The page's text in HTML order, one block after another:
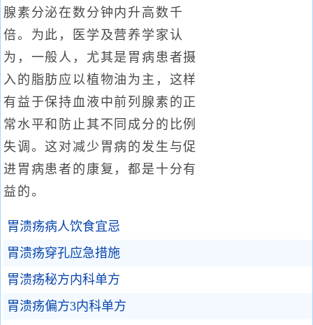
腺素分泌在数分钟内升高数千
倍。为此，医学及营养学家认
为，一般人，尤其是胃病患者摄
入的脂肪应以植物油为主，这样
有益于保持血液中前列腺素的正
常水平和防止其不同成分的比例
失调。这对减少胃病的发生与促
进胃病患者的康复，都是十分有
益的。
胃溃疡病人饮食宜忌
胃溃疡穿孔应急措施
胃溃疡秘方内科单方
胃溃疡偏方3内科单方